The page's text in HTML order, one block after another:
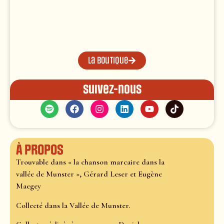
La boutique
Suivez-nous
À propos
Trouvable dans « la chanson marcaire dans la
vallée de Munster », Gérard Leser et Eugène
Maegey
Collecté dans la Vallée de Munster.